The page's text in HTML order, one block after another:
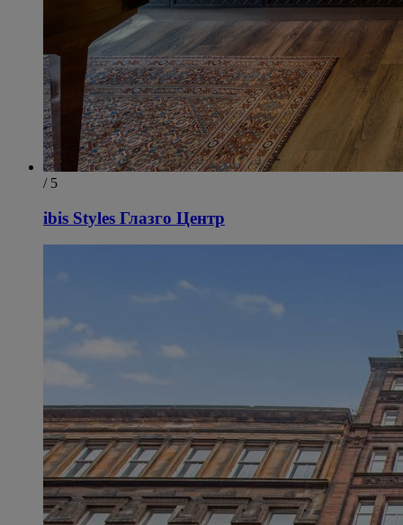
/ 5
ibis Styles Глазго Центр